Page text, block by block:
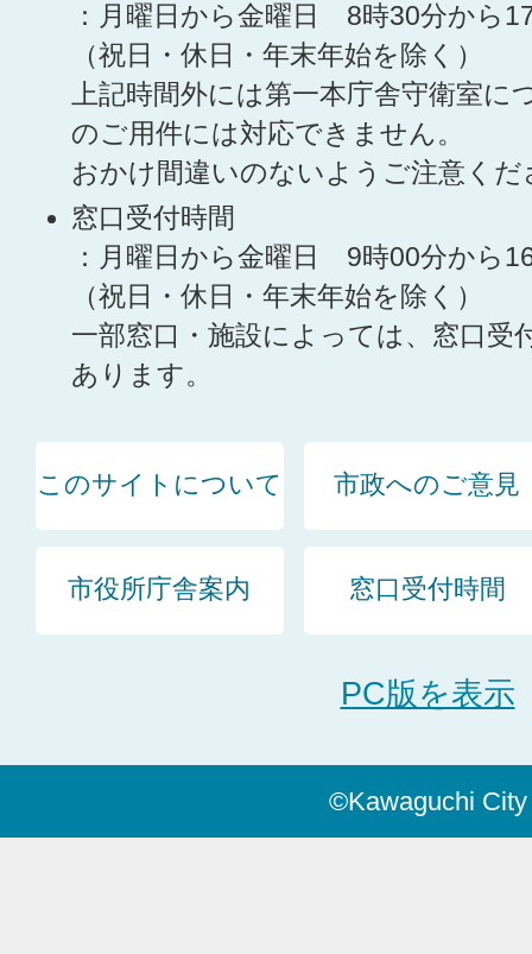
：月曜日から金曜日 8時30分から
（祝日・休日・年末年始を除く）
上記時間外には第一本庁舎守衛室に
のご用件には対応できません。
おかけ間違いのないようご注意くだ
窓口受付時間
：月曜日から金曜日 9時00分から
（祝日・休日・年末年始を除く）
一部窓口・施設によっては、窓口受
あります。
このサイトについて 市政へのご意見
市役所庁舎案内 窓口受付時間
PC版を表示
©Kawaguchi City